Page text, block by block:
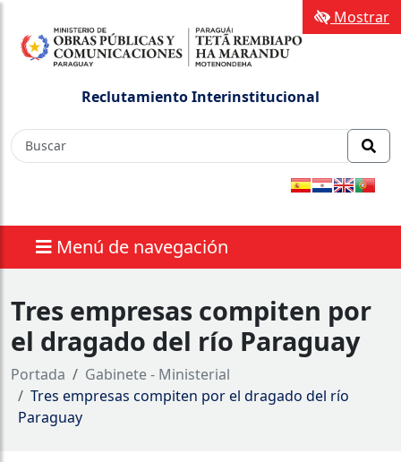
Reclutamiento Interinstitucional
Menú de navegación
Mostrar
Tres empresas compiten por
el dragado del río Paraguay
Portada
Gabinete - Ministerial
Tres empresas compiten por el dragado del río
Paraguay